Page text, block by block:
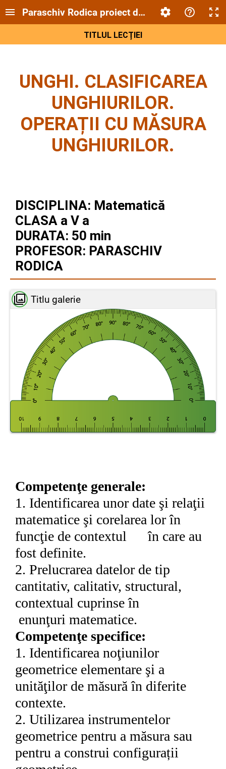
Paraschiv Rodica proiect de lecție clasa a V-
TITLUL LECȚIEI
UNGHI. CLASIFICAREA
UNGHIURILOR.
OPERAȚII CU MĂSURA
UNGHIURILOR.
DISCIPLINA: Matematică
CLASA a V a
DURATA: 50 min
PROFESOR: PARASCHIV
RODICA
Titlu galerie
Competenţe generale:
1. Identificarea unor date şi relaţii
matematice şi corelarea lor în
funcţie de contextul în care au
fost definite.
2. Prelucrarea datelor de tip
cantitativ, calitativ, structural,
contextual cuprinse în
enunţuri matematice.
Competenţe specifice:
1. Identificarea noţiunilor
geometrice elementare şi a
unităţilor de măsură în diferite
contexte.
2. Utilizarea instrumentelor
geometrice pentru a măsura sau
pentru a construi configurații